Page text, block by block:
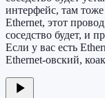
интерфейс, там тоже
Ethernet, этот
соседство будет, и
Если у вас есть
Ethernet-овский,